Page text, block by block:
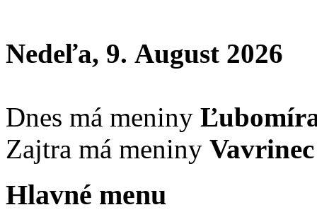
Nedeľa, 9. August 2026
Dnes má meniny
Zajtra má meniny Vavrinec
Hlavné menu